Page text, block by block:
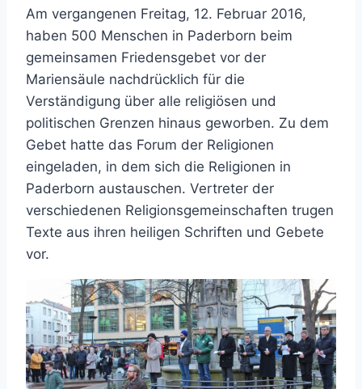
Am vergangenen Freitag, 12. Februar 2016,
haben 500 Menschen in Paderborn beim
gemeinsamen Friedensgebet vor der
Mariensäule nachdrücklich für die
Verständigung über alle religiösen und
politischen Grenzen hinaus geworben. Zu dem
Gebet hatte das Forum der Religionen
eingeladen, in dem sich die Religionen in
Paderborn austauschen. Vertreter der
verschiedenen Religionsgemeinschaften trugen
Texte aus ihren heiligen Schriften und Gebete
vor.